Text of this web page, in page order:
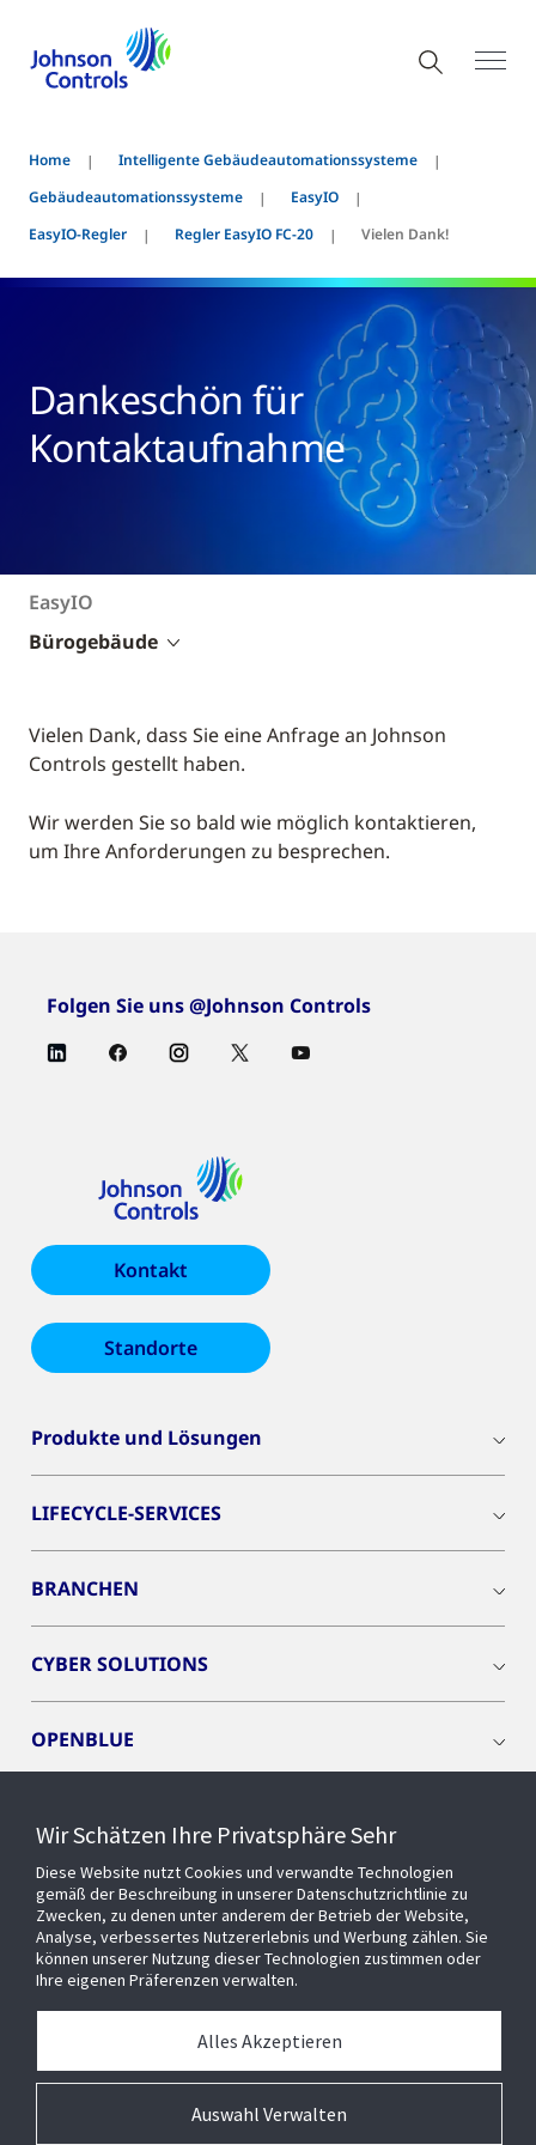
Home
Intelligente Gebäudeautomationssysteme
Gebäudeautomationssysteme
EasyIO
EasyIO-Regler
Regler EasyIO FC-20 Vielen Dank!
Dankeschön für
Kontaktaufnahme
EasyIO
Bürogebäude
Vielen Dank, dass Sie eine Anfrage an Johnson
Controls gestellt haben.
Wir werden Sie so bald wie möglich kontaktieren,
um Ihre Anforderungen zu besprechen.
Folgen Sie uns @Johnson Controls
Kontakt
Standorte
Produkte und Lösungen
LIFECYCLE-SERVICES
BRANCHEN
CYBER SOLUTIONS
OPENBLUE
EVENTS
Über uns
Wir Schätzen Ihre Privatsphäre Sehr
Diese Website nutzt Cookies und verwandte Technologien
gemäß der Beschreibung in unserer Datenschutzrichtlinie zu
Zwecken, zu denen unter anderem der Betrieb der Website,
Analyse, verbessertes Nutzererlebnis und Werbung zählen. Sie
können unserer Nutzung dieser Technologien zustimmen oder
Ihre eigenen Präferenzen verwalten.
Auswahl Verwalten
Alles Akzeptieren